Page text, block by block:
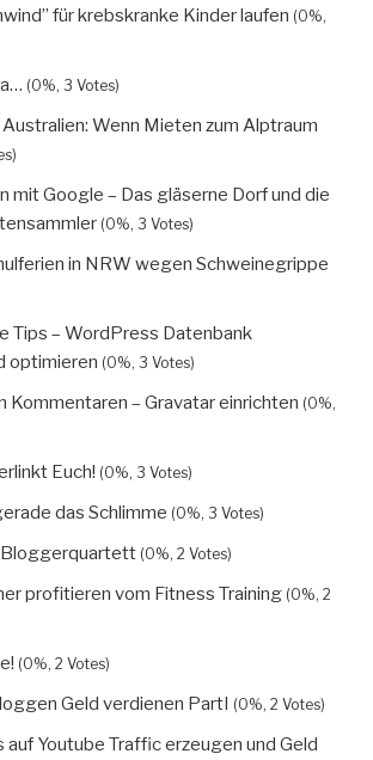
für krebskranke Kinder laufen (0%,
(0%, 3 Votes)
Australien: Wenn Mieten zum Alptraum
mit Google – Das gläserne Dorf und die
(0%, 3 Votes)
in NRW wegen Schweinegrippe
Tips – WordPress Datenbank
optimieren (0%, 3 Votes)
Kommentaren – Gravatar einrichten (0%,
Euch! (0%, 3 Votes)
das Schlimme (0%, 3 Votes)
(0%, 2 Votes)
profitieren vom Fitness Training (0%, 2
(0%, 2 Votes)
Geld verdienen PartI (0%, 2 Votes)
Youtube Traffic erzeugen und Geld